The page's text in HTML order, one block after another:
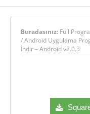
Buradasınız: Full
/Android Uygulama
İndir – Android v2.0.3